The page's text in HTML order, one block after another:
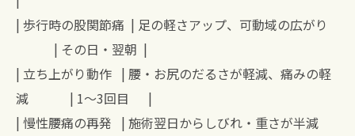
| 歩行時の股関節痛 | 足の軽さアップ、可動域の広がり
| その日・翌朝 |
| 立ち上がり動作 | 腰・お尻のだるさが軽減、痛みの軽
減 | 1〜3回目 |
| 慢性腰痛の再発 | 施術翌日からしびれ・重さが半減